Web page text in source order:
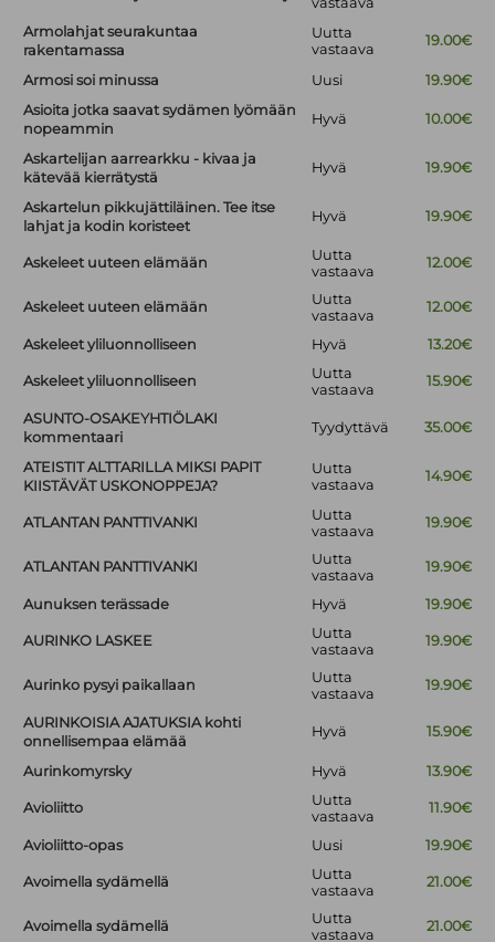
Armolahjat seurakuntaa
rakentamassa
Uutta
vastaava
19.00€
Armosi soi minussa Uusi
19.90€
Asioita jotka saavat sydämen lyömään
nopeammin
Hyvä 10.00€
Askartelijan aarrearkku - kivaa ja
kätevää kierrätystä
Hyvä 19.90€
Askartelun pikkujättiläinen. Tee itse
lahjat ja kodin koristeet
Hyvä 19.90€
Askeleet uuteen elämään
Uutta
vastaava
12.00€
Askeleet uuteen elämään
Uutta
vastaava
12.00€
Askeleet yliluonnolliseen Hyvä 13.20€
Askeleet yliluonnolliseen
Uutta
vastaava
15.90€
ASUNTO-OSAKEYHTIÖLAKI
kommentaari
Tyydyttävä 35.00€
ATEISTIT ALTTARILLA MIKSI PAPIT
KIISTÄVÄT USKONOPPEJA?
Uutta
vastaava
14.90€
ATLANTAN PANTTIVANKI
Uutta
vastaava
19.90€
ATLANTAN PANTTIVANKI
Uutta
vastaava
19.90€
Aunuksen terässade Hyvä 19.90€
AURINKO LASKEE
Uutta
vastaava
19.90€
Aurinko pysyi paikallaan
Uutta
vastaava
19.90€
AURINKOISIA AJATUKSIA kohti
onnellisempaa elämää
Hyvä 15.90€
Aurinkomyrsky Hyvä 13.90€
Avioliitto
Uutta
vastaava
11.90€
Avioliitto-opas Uusi 19.90€
Avoimella sydämellä
Uutta
vastaava
21.00€
Avoimella sydämellä
Uutta
vastaava
21.00€